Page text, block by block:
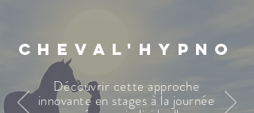
CHEVAL'HYPNO
Découvrir cette approche
innovante en stages à la journée